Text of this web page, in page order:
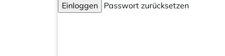
Einloggen Passwort zurücksetzen